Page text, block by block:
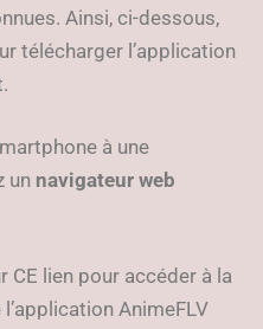
Ainsi, ci-dessous,
télécharger l’application
à une
un navigateur web
CE lien pour accéder à la
AnimeFLV